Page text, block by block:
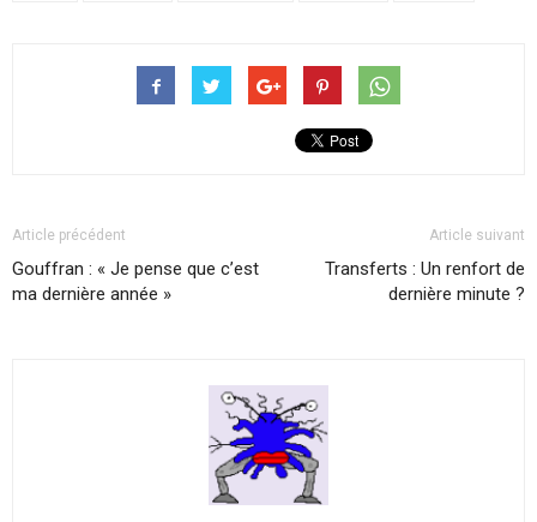
Article précédent
Gouffran : « Je pense que c’est
ma dernière année »
Article suivant
Transferts : Un renfort de
dernière minute ?